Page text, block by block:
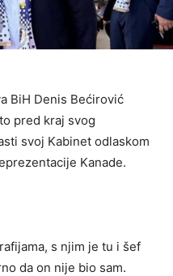
BiH Denis Bećirović
pred kraj svog
svoj Kabinet odlaskom
Kanade.
s njim je tu i šef
da on nije bio sam.